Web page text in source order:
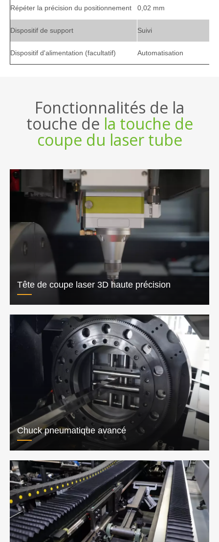
Répéter la précision du positionnement 0,02 mm
Dispositif de support Suivi
Dispositif d'alimentation (facultatif) Automatisation
Fonctionnalités de la
touche de la touche de
coupe du laser tube
Tête de coupe laser 3D haute précision
Chuck pneumatique avancé